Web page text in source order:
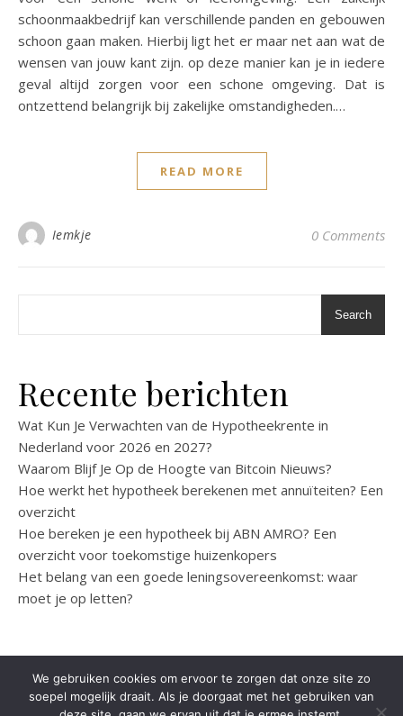
schoonmaakbedrijf kan verschillende panden en gebouwen
schoon gaan maken. Hierbij ligt het er maar net aan wat de
wensen van jouw kant zijn. op deze manier kan je in iedere
geval altijd zorgen voor een schone omgeving. Dat is
ontzettend belangrijk bij zakelijke omstandigheden.…
READ MORE
Iemkje 0 Comments
Search
Recente berichten
Wat Kun Je Verwachten van de Hypotheekrente in
Nederland voor 2026 en 2027?
Waarom Blijf Je Op de Hoogte van Bitcoin Nieuws?
Hoe werkt het hypotheek berekenen met annuïteiten? Een
overzicht
Hoe bereken je een hypotheek bij ABN AMRO? Een
overzicht voor toekomstige huizenkopers
Het belang van een goede leningsovereenkomst: waar
moet je op letten?
We gebruiken cookies om ervoor te zorgen dat onze site zo
soepel mogelijk draait. Als je doorgaat met het gebruiken van